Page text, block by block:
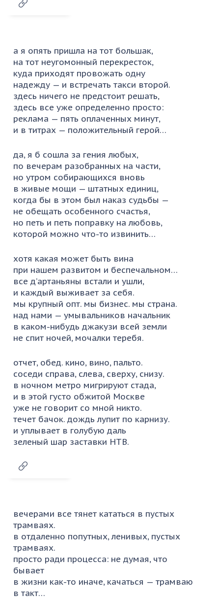
а я опять пришла на тот большак,
на тот неугомонный перекресток,
куда приходят провожать одну
надежду — и встречать такси второй.
здесь ничего не предстоит решать,
здесь все уже определенно просто:
реклама — пять оплаченных минут,
и в титрах — положительный герой…
да, я б сошла за гения любых,
по вечерам разобранных на части,
но утром собирающихся вновь
в живые мощи — штатных единиц,
когда бы в этом был наказ судьбы —
не обещать особенного счастья,
но петь и петь поправку на любовь,
которой можно что-то извинить…
хотя какая может быть вина
при нашем развитом и беспечальном…
все д’артаньяны встали и ушли,
и каждый выживает за себя.
мы крупный опт. мы бизнес. мы страна.
над нами — умывальников начальник
в каком-нибудь джакузи всей земли
не спит ночей, мочалки теребя.
отчет, обед. кино, вино, пальто.
соседи справа, слева, сверху, снизу.
в ночном метро мигрируют стада,
и в этой густо обжитой Москве
уже не говорит со мной никто.
течет бачок. дождь лупит по карнизу.
и уплывает в голубую даль
зеленый шар заставки НТВ.
вечерами все тянет кататься в пустых
трамваях.
в отдаленно попутных, ленивых, пустых
трамваях.
просто ради процесса: не думая, что
бывает
в жизни как-то иначе, качаться — трамваю
в такт…